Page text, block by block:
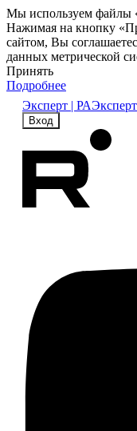
Мы используем файлы
Нажимая на кнопку
сайтом, Вы
данных метрической
Принять
Подробнее
Эксперт | РА
Вход